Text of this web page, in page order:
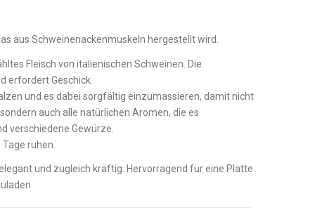
aus Schweinenackenmuskeln hergestellt wird.
Fleisch von italienischen Schweinen. Die
erfordert Geschick.
und es dabei sorgfältig einzumassieren, damit nicht
auch alle natürlichen Aromen, die es
verschiedene Gewürze.
ruhen.
und zugleich kräftig. Hervorragend für eine Platte